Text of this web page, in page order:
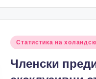
Posted
Статистика на
Членски